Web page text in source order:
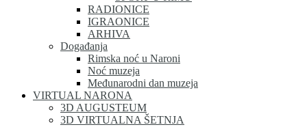
RADIONICE
IGRAONICE
ARHIVA
Događanja
Rimska noć u Naroni
Noć muzeja
Međunarodni dan muzeja
VIRTUAL NARONA
3D AUGUSTEUM
3D VIRTUALNA ŠETNJA